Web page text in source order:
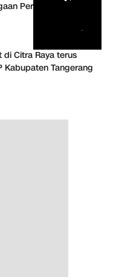
Perakitan HP
Citra Raya terus
Kabupaten Tangerang